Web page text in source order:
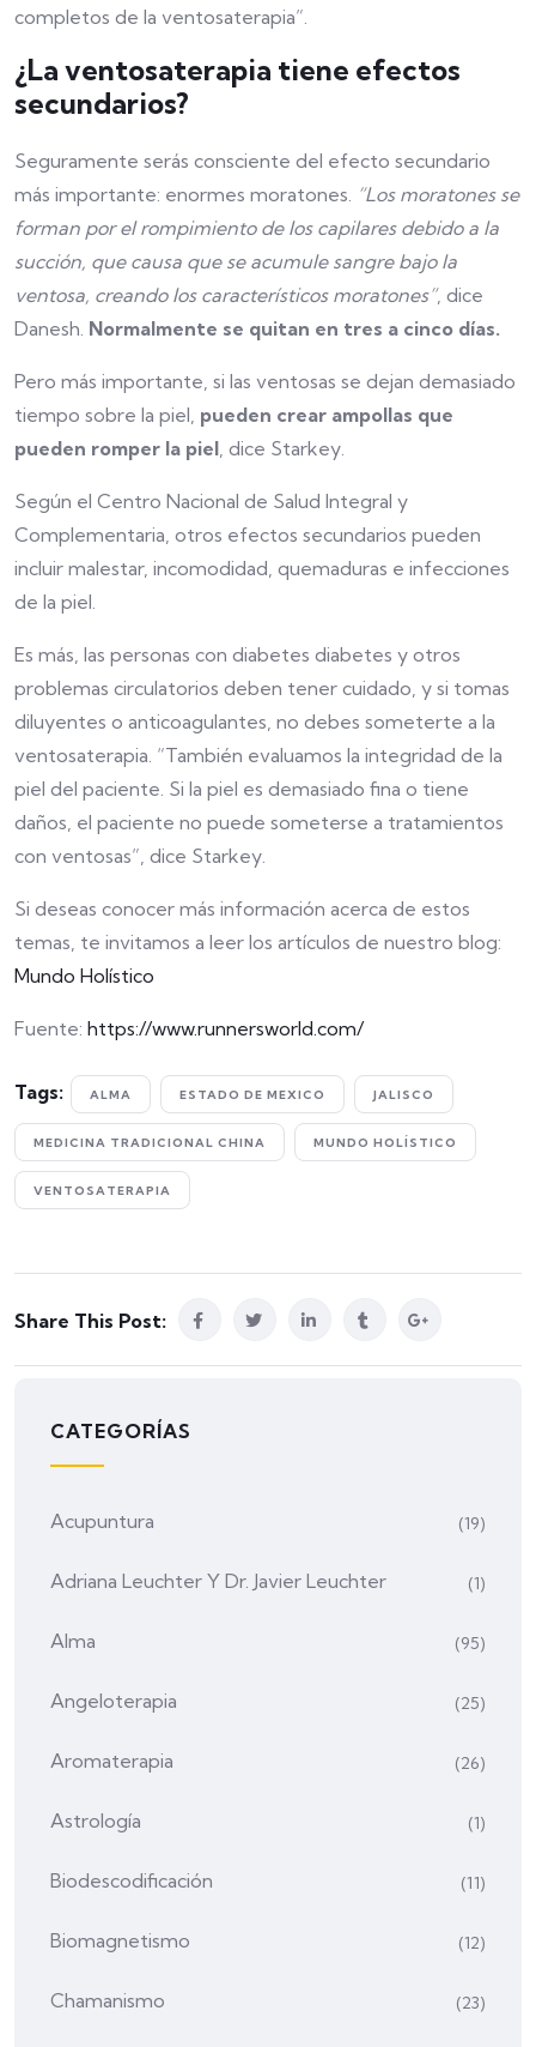
completos de la ventosaterapia”.
¿La ventosaterapia tiene efectos
secundarios?
Seguramente serás consciente del efecto secundario
más importante: enormes moratones. “Los moratones se
forman por el rompimiento de los capilares debido a la
succión, que causa que se acumule sangre bajo la
ventosa, creando los característicos moratones”, dice
Danesh. Normalmente se quitan en tres a cinco días.
Pero más importante, si las ventosas se dejan demasiado
tiempo sobre la piel, pueden crear ampollas que
pueden romper la piel, dice Starkey.
Según el Centro Nacional de Salud Integral y
Complementaria, otros efectos secundarios pueden
incluir malestar, incomodidad, quemaduras e infecciones
de la piel.
Es más, las personas con diabetes diabetes y otros
problemas circulatorios deben tener cuidado, y si tomas
diluyentes o anticoagulantes, no debes someterte a la
ventosaterapia. “También evaluamos la integridad de la
piel del paciente. Si la piel es demasiado fina o tiene
daños, el paciente no puede someterse a tratamientos
con ventosas”, dice Starkey.
Si deseas conocer más información acerca de estos
temas, te invitamos a leer los artículos de nuestro blog:
Mundo Holístico
Fuente: https://www.runnersworld.com/
Tags: ALMA ESTADO DE MEXICO JALISCO
MEDICINA TRADICIONAL CHINA MUNDO HOLÍSTICO
VENTOSATERAPIA
Share This Post:
CATEGORÍAS
Acupuntura (19)
Adriana Leuchter Y Dr. Javier Leuchter (1)
Alma (95)
Angeloterapia (25)
Aromaterapia (26)
Astrología (1)
Biodescodificación (11)
Biomagnetismo (12)
Chamanismo (23)